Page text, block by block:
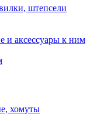
штепсели
и аксессуары к ним
хомуты